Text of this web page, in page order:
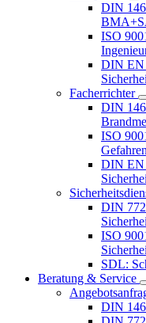
DIN
ISO
DIN EN
Facherrichter
DIN
ISO
DIN EN
DIN
ISO
SDL:
Beratung & Service
DIN